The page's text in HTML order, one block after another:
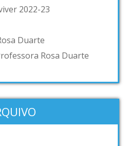
2022-23
Duarte
Rosa Duarte